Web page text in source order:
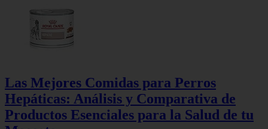
Las Mejores Comidas para Perros
Hepáticas: Análisis y Comparativa de
Productos Esenciales para la Salud de tu